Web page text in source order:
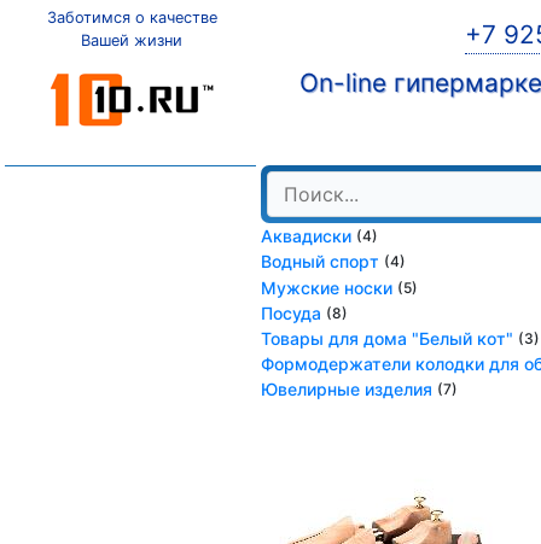
Заботимся о качестве
Вашей жизни
+7
On-line
Аквадиски (4)
Водный спорт (4)
Мужские носки (5)
Посуда (8)
Товары для дома "Белый кот" (3)
Формодержатели колодки для
Ювелирные изделия (7)